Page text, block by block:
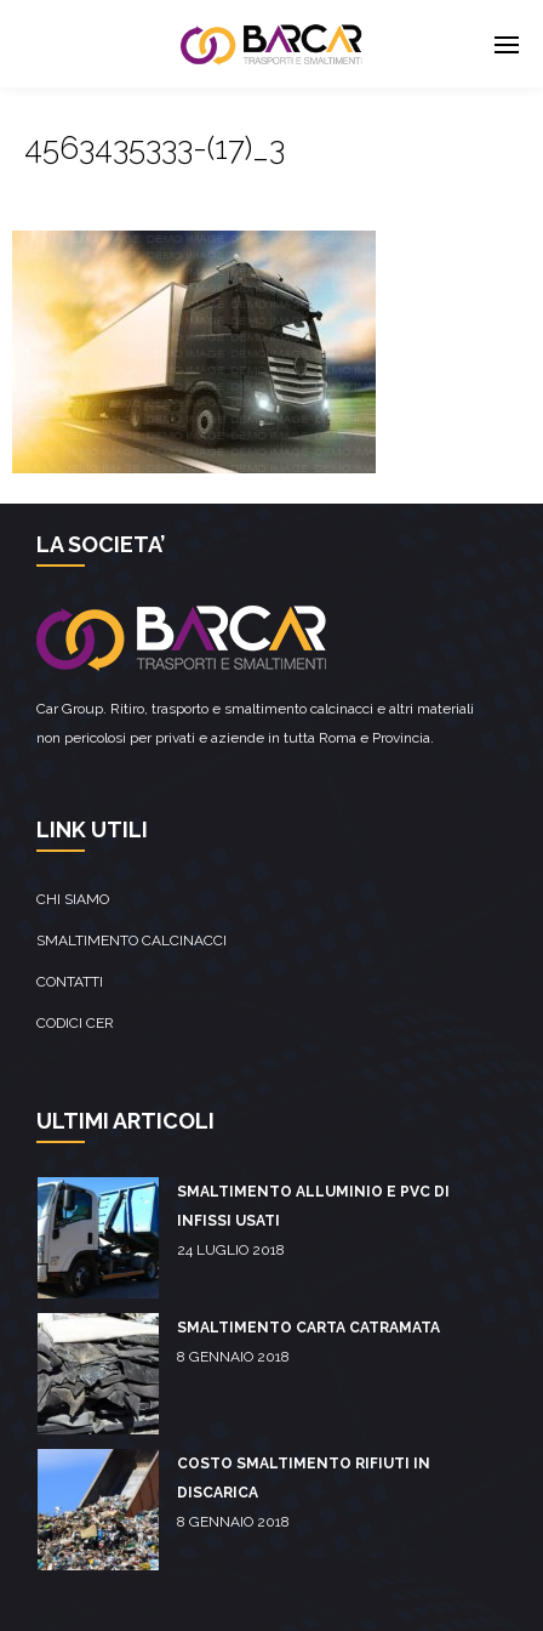
4563435333-(17)_3
LA SOCIETA’
Car Group. Ritiro, trasporto e smaltimento calcinacci e altri materiali
non pericolosi per privati e aziende in tutta Roma e Provincia.
LINK UTILI
CHI SIAMO
SMALTIMENTO CALCINACCI
CONTATTI
CODICI CER
ULTIMI ARTICOLI
SMALTIMENTO ALLUMINIO E PVC DI
INFISSI USATI
24 LUGLIO 2018
SMALTIMENTO CARTA CATRAMATA
8 GENNAIO 2018
COSTO SMALTIMENTO RIFIUTI IN
DISCARICA
8 GENNAIO 2018